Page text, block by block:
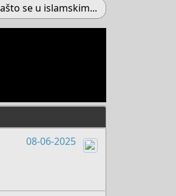
se u islamskim...
08-06-2025